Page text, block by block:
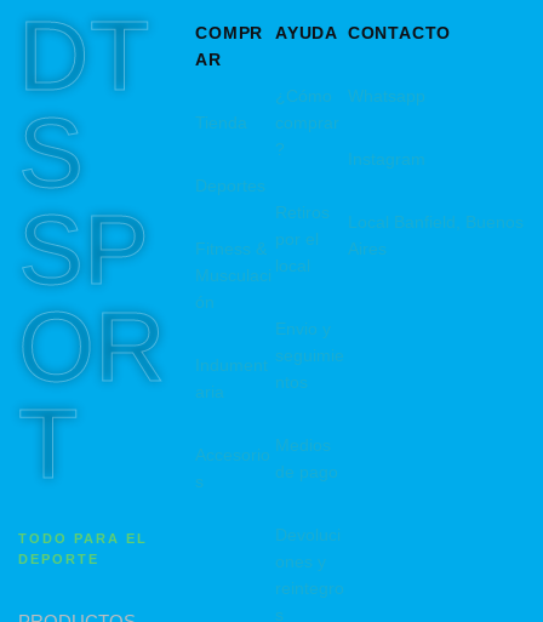
DT
S
SP
OR
T
TODO PARA EL
DEPORTE
COMPR
AR
Tienda
Deportes
Fitness &
Musculaci
ón
Indument
aria
Accesorio
s
AYUDA
¿Cómo
comprar
?
Retiros
por el
local
Envio y
seguimie
ntos
Medios
de pago
Devoluci
ones y
reintegro
s
CONTACTO
Whatsapp
Instagram
Local Banfield, Buenos
Aires